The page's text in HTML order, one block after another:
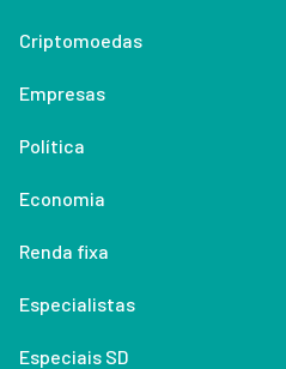
Criptomoedas
Empresas
Política
Economia
Renda fixa
Especialistas
Especiais SD